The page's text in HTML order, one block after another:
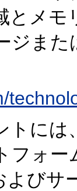
とメ
ジま
トに
フォ
よびサ